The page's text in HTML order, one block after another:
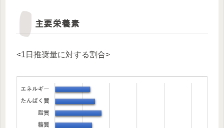
主要栄養素
<1日推奨量に対する割合>